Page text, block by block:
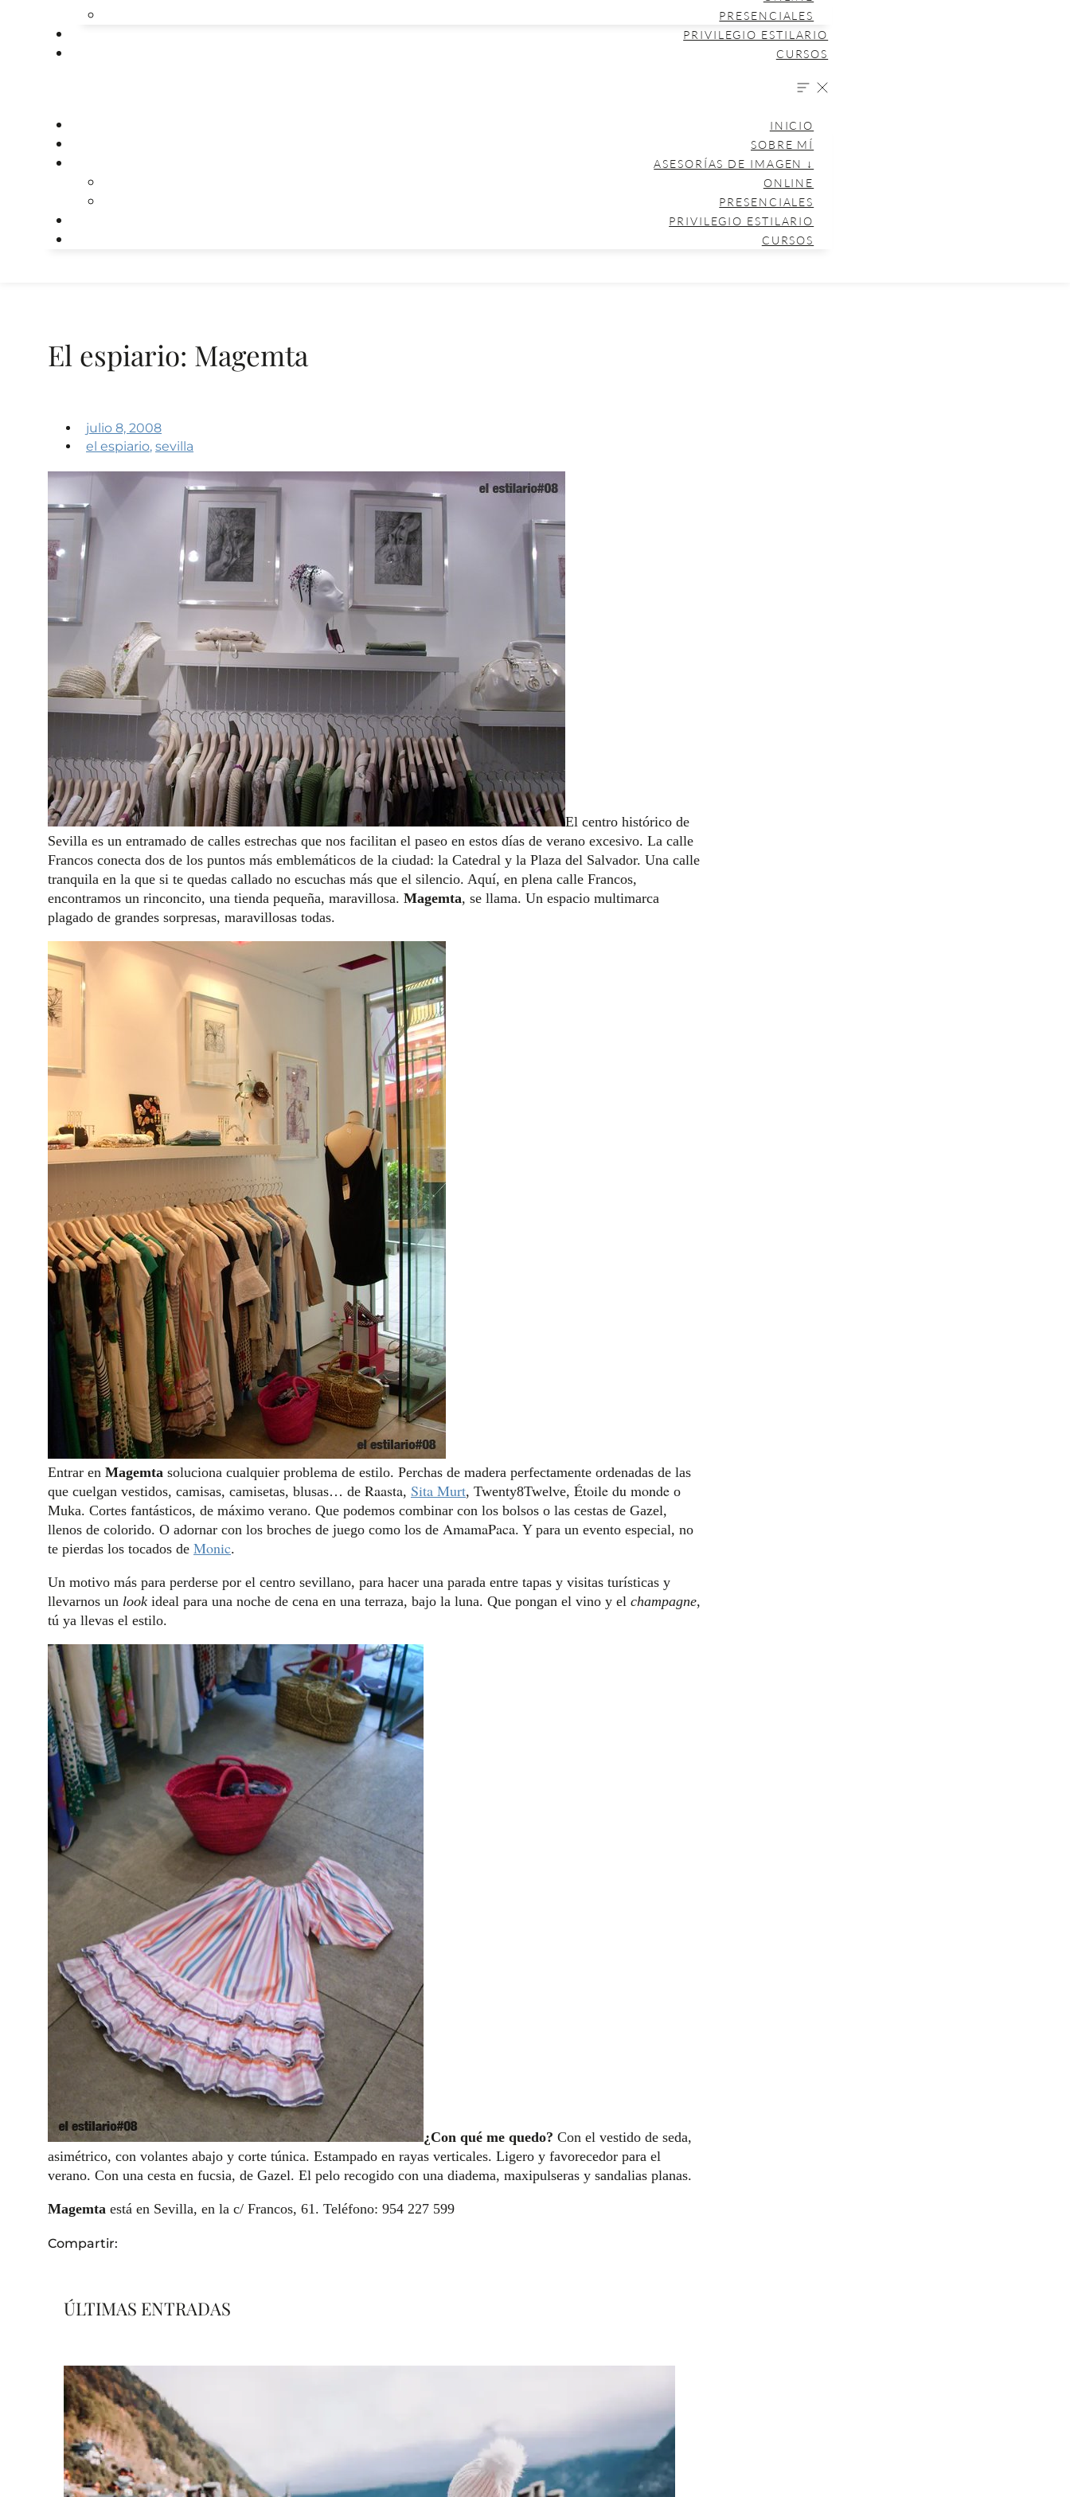
PRESENCIALES
PRIVILEGIO ESTILARIO
CURSOS
INICIO
SOBRE MÍ
ASESORÍAS DE IMAGEN ↓
ONLINE
PRESENCIALES
PRIVILEGIO ESTILARIO
CURSOS
El espiario: Magemta
julio 8, 2008
el espiario, sevilla
El centro histórico de
Sevilla es un entramado de calles estrechas que nos facilitan el paseo en estos días de verano excesivo. La calle
Francos conecta dos de los puntos más emblemáticos de la ciudad: la Catedral y la Plaza del Salvador. Una calle
tranquila en la que si te quedas callado no escuchas más que el silencio. Aquí, en plena calle Francos,
encontramos un rinconcito, una tienda pequeña, maravillosa. Magemta, se llama. Un espacio multimarca
plagado de grandes sorpresas, maravillosas todas.
Entrar en Magemta soluciona cualquier problema de estilo. Perchas de madera perfectamente ordenadas de las
que cuelgan vestidos, camisas, camisetas, blusas… de Raasta, Sita Murt, Twenty8Twelve, Étoile du monde o
Muka. Cortes fantásticos, de máximo verano. Que podemos combinar con los bolsos o las cestas de Gazel,
llenos de colorido. O adornar con los broches de juego como los de AmamaPaca. Y para un evento especial, no
te pierdas los tocados de Monic.
Un motivo más para perderse por el centro sevillano, para hacer una parada entre tapas y visitas turísticas y
llevarnos un look ideal para una noche de cena en una terraza, bajo la luna. Que pongan el vino y el champagne,
tú ya llevas el estilo.
¿Con qué me quedo? Con el vestido de seda,
asimétrico, con volantes abajo y corte túnica. Estampado en rayas verticales. Ligero y favorecedor para el
verano. Con una cesta en fucsia, de Gazel. El pelo recogido con una diadema, maxipulseras y sandalias planas.
Magemta está en Sevilla, en la c/ Francos, 61. Teléfono: 954 227 599
Compartir:
ÚLTIMAS ENTRADAS